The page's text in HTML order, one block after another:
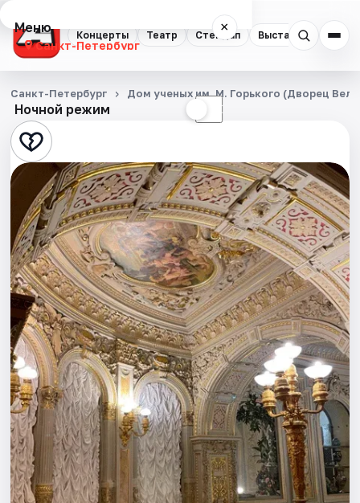
Концерты Театр Стендап Выставки
Меню ×
Санкт-Петербург
Концерты
Театр
Стендап
Выставки
Квесты
Экскурсии
Спорт
События
Города
Площадки
Артисты
Ночной режим ☾
Санкт-Петербург Дом ученых им. М. Горького (Дворец